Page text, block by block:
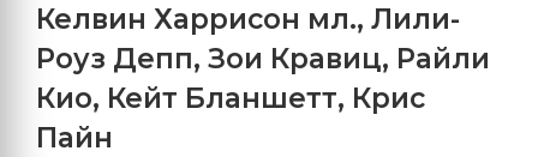
Келвин Харрисон мл., Лили-
Роуз Депп, Зои Кравиц, Райли
Кио, Кейт Бланшетт, Крис
Пайн